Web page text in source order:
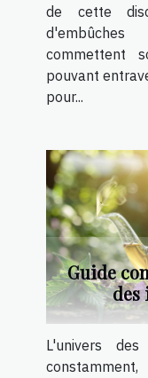
de cette
commettent
pouvant
pour...
Guide
des
L'univers